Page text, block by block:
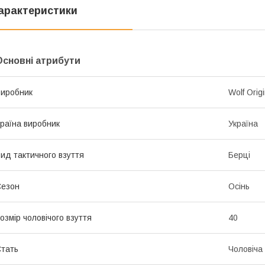
атрибути
Wolf
виробник Україна
тактичного взуття Берці
Осінь
чоловічого взуття 40
Чоловіча